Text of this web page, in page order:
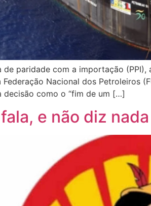
de paridade com a importação
Nacional dos Petroleiros
decisão como o “fim de um […]
e não diz nada